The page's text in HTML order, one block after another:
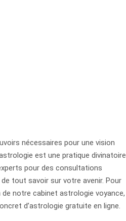
nécessaires pour une vision
est une pratique divinatoire
pour des consultations
tout savoir sur votre avenir. Pour
notre cabinet astrologie voyance,
d’astrologie gratuite en ligne.